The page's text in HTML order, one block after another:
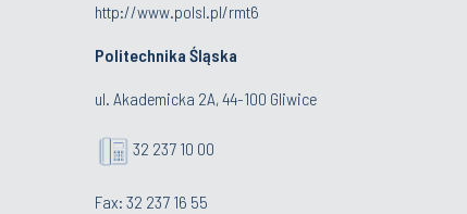
http://www.polsl.pl/rmt6
Politechnika Śląska
ul. Akademicka 2A, 44-100 Gliwice
32 237 10 00
Fax: 32 237 16 55